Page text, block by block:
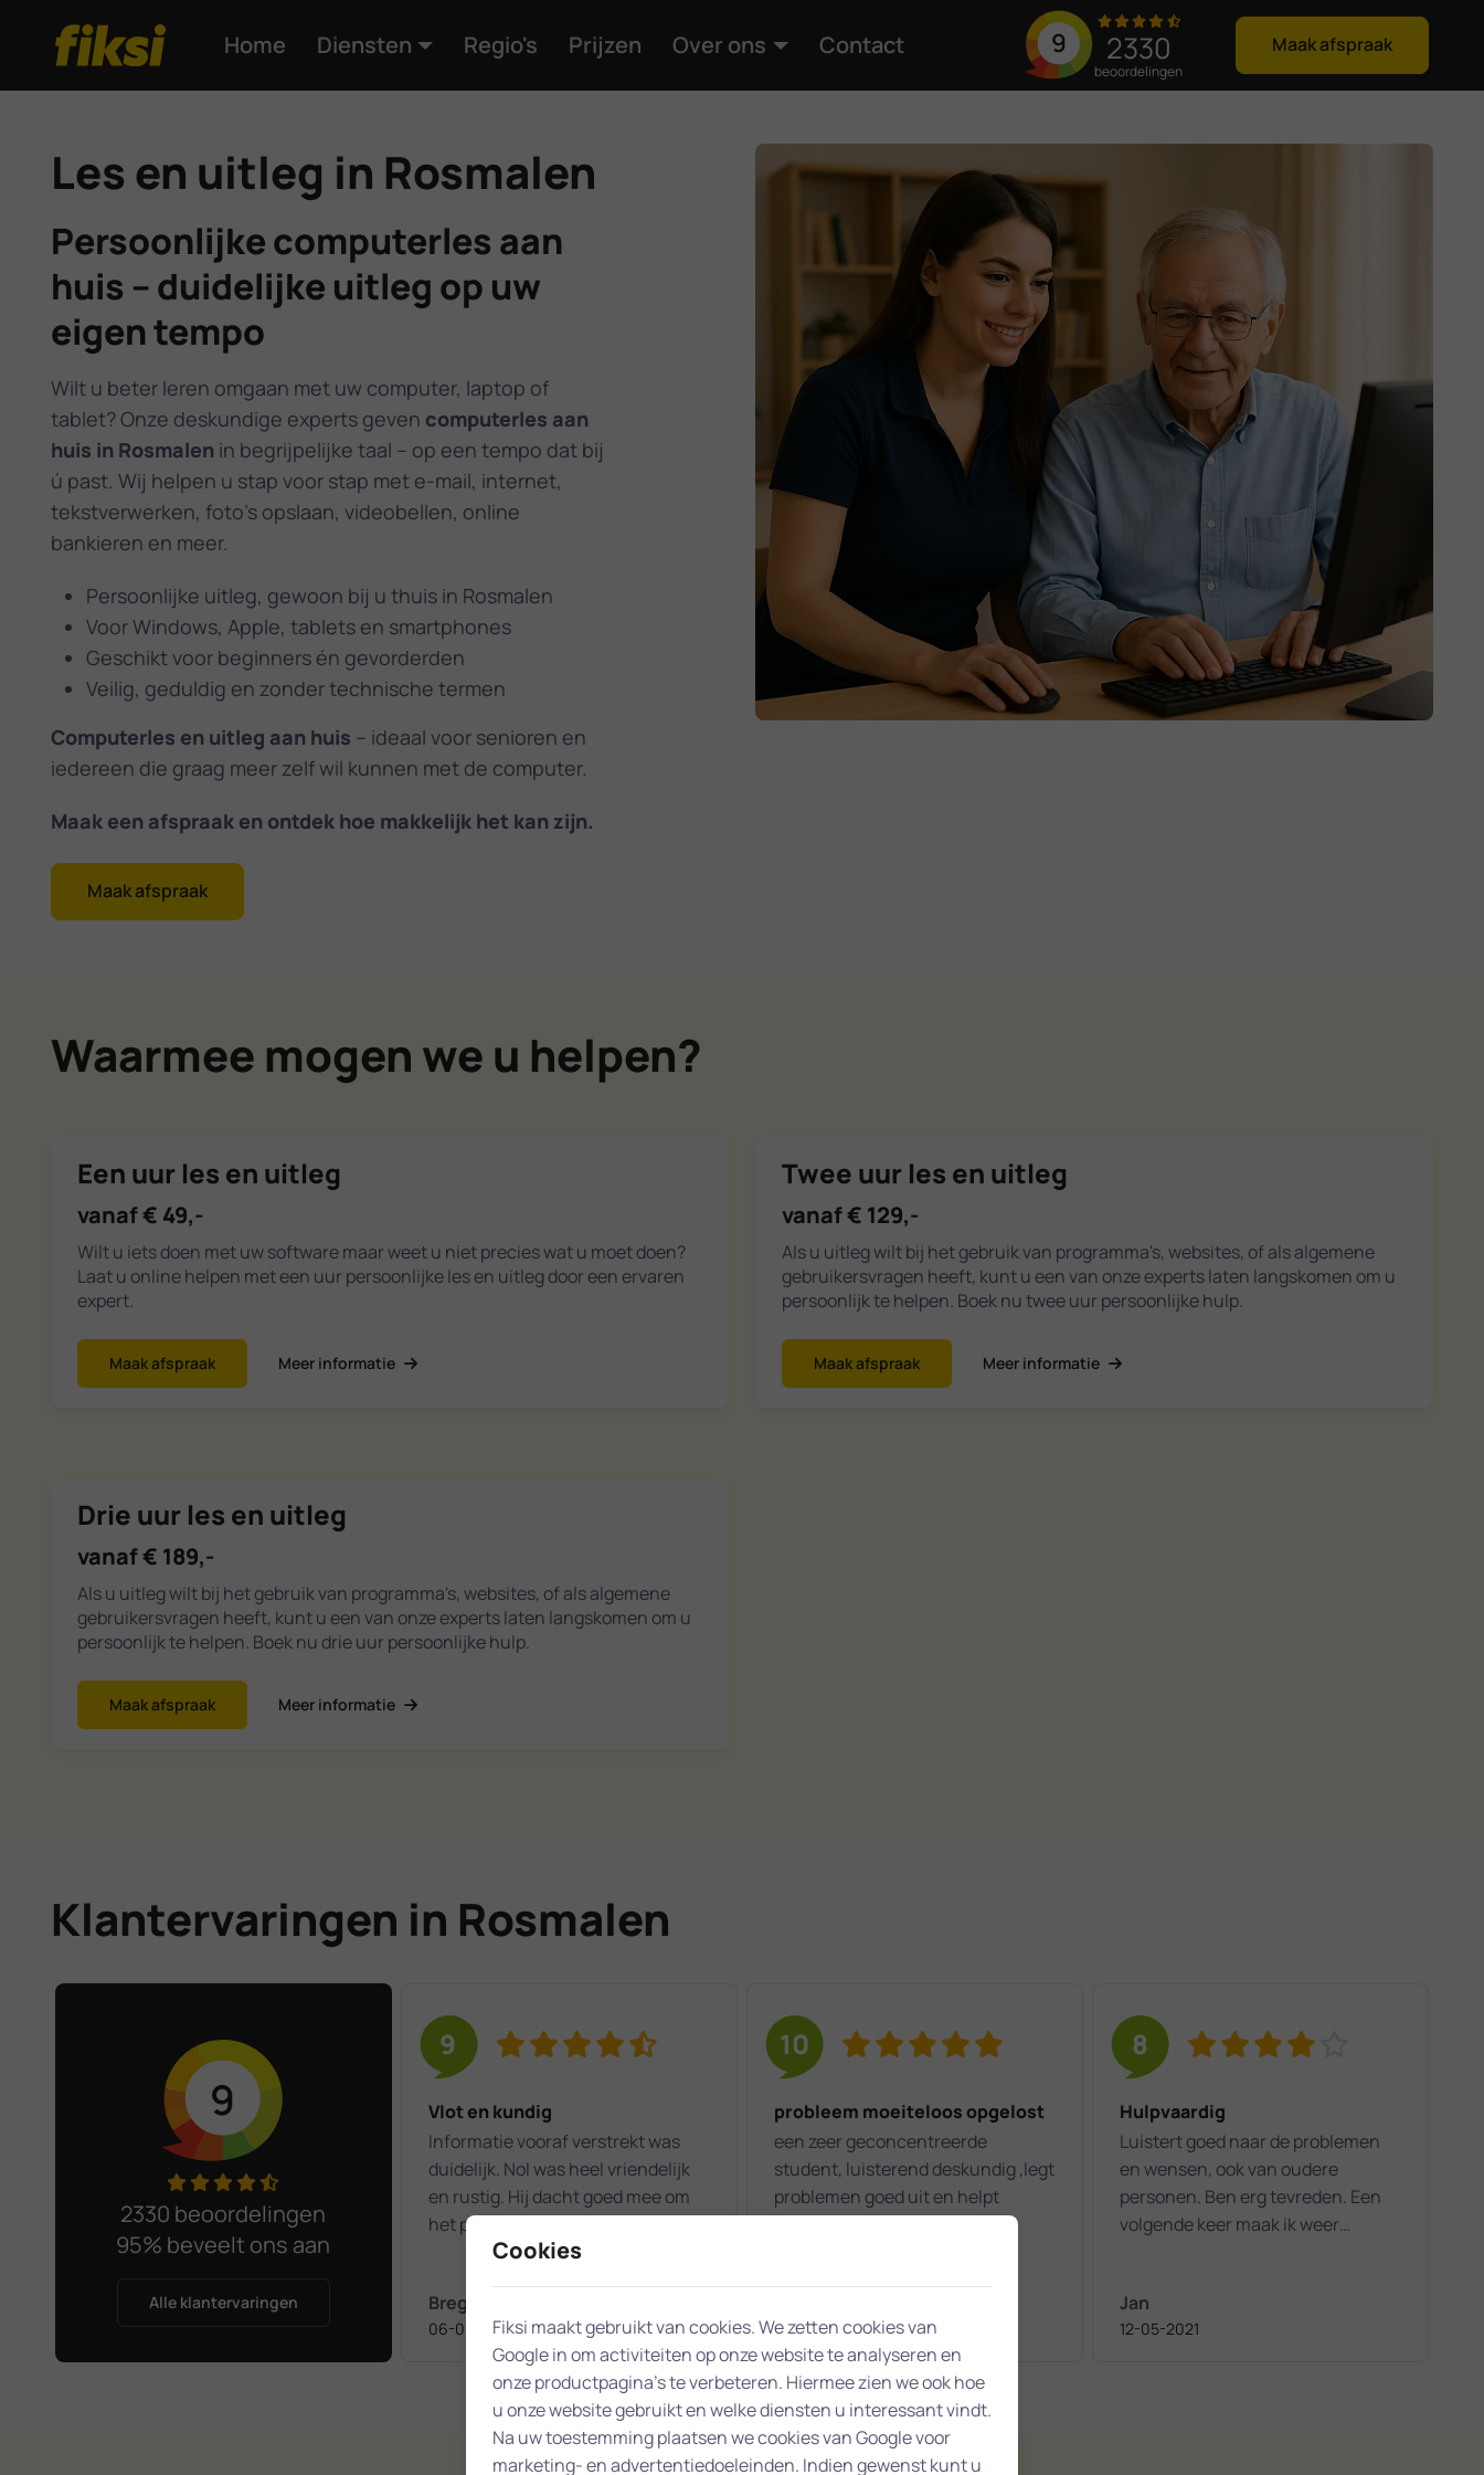
Home Diensten Regio's Prijzen Over ons Contact 9 2330
beoordelingen
Maak afspraak
Les en uitleg in Rosmalen
Persoonlijke computerles aan
huis – duidelijke uitleg op uw
eigen tempo
Wilt u beter leren omgaan met uw computer, laptop of
tablet? Onze deskundige experts geven computerles aan
huis in Rosmalen in begrijpelijke taal – op een tempo dat bij
ú past. Wij helpen u stap voor stap met e-mail, internet,
tekstverwerken, foto's opslaan, videobellen, online
bankieren en meer.
Persoonlijke uitleg, gewoon bij u thuis in Rosmalen
Voor Windows, Apple, tablets en smartphones
Geschikt voor beginners én gevorderden
Veilig, geduldig en zonder technische termen
Computerles en uitleg aan huis – ideaal voor senioren en
iedereen die graag meer zelf wil kunnen met de computer.
Maak een afspraak en ontdek hoe makkelijk het kan zijn.
Maak afspraak
Waarmee mogen we u helpen?
Een uur les en uitleg
vanaf € 49,-
Wilt u iets doen met uw software maar weet u niet precies wat u moet doen?
Laat u online helpen met een uur persoonlijke les en uitleg door een ervaren
expert.
Maak afspraak Meer informatie
Twee uur les en uitleg
vanaf € 129,-
Als u uitleg wilt bij het gebruik van programma's, websites, of als algemene
gebruikersvragen heeft, kunt u een van onze experts laten langskomen om u
persoonlijk te helpen. Boek nu twee uur persoonlijke hulp.
Maak afspraak Meer informatie
Drie uur les en uitleg
vanaf € 189,-
Als u uitleg wilt bij het gebruik van programma's, websites, of als algemene
gebruikersvragen heeft, kunt u een van onze experts laten langskomen om u
persoonlijk te helpen. Boek nu drie uur persoonlijke hulp.
Maak afspraak Meer informatie
Klantervaringen in Rosmalen
9
2330 beoordelingen
95% beveelt ons aan
Alle klantervaringen
9
Vlot en kundig
Informatie vooraf verstrekt was
duidelijk. Nol was heel vriendelijk
en rustig. Hij dacht goed mee om
het probleem optimaal te
verhelpen.
Bregje
06-06-2025
10
probleem moeiteloos opgelost
een zeer geconcentreerde
student, luisterend deskundig ,legt
problemen goed uit en helpt
02-01-2024
8
Hulpvaardig
Luistert goed naar de problemen
en wensen, ook van oudere
personen. Ben erg tevreden. Een
volgende keer maak ik weer
Jan
12-05-2021
Cookies
Fiksi maakt gebruikt van cookies. We zetten cookies van
Google in om activiteiten op onze website te analyseren en
onze productpagina’s te verbeteren. Hiermee zien we ook hoe
u onze website gebruikt en welke diensten u interessant vindt.
Na uw toestemming plaatsen we cookies van Google voor
marketing- en advertentiedoeleinden. Indien gewenst kunt u